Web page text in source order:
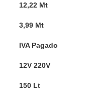
12,22 Mt
3,99 Mt
IVA Pagado
12V 220V
150 Lt